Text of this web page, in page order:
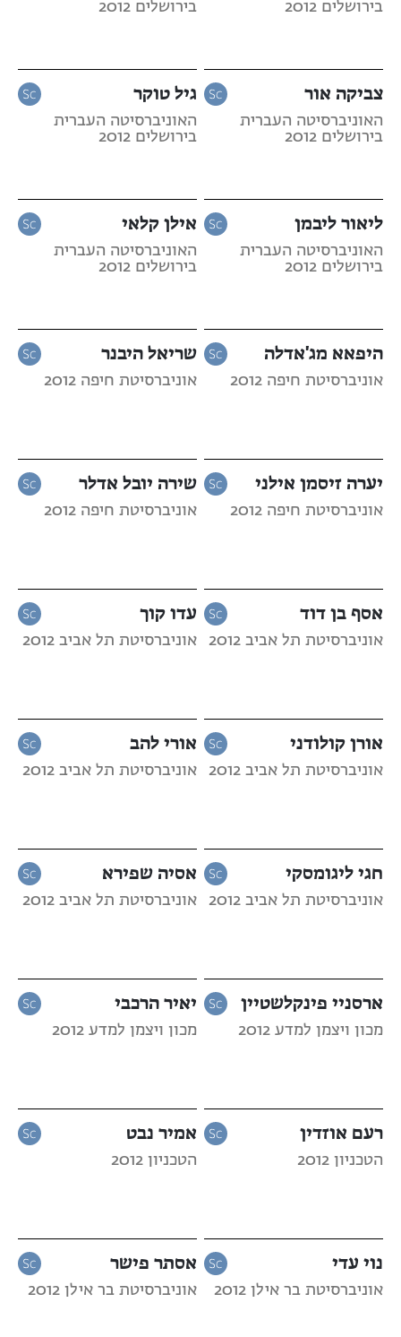
בירושלים 2012 בירושלים 2012
צביקה אור
האוניברסיטה העברית
בירושלים 2012
גיל טוקר
האוניברסיטה העברית
בירושלים 2012
ליאור ליבמן
האוניברסיטה העברית
בירושלים 2012
אילן קלאי
האוניברסיטה העברית
בירושלים 2012
היפאא מג'אדלה
אוניברסיטת חיפה 2012
שריאל היבנר
אוניברסיטת חיפה 2012
יערה זיסמן אילני
אוניברסיטת חיפה 2012
שירה יובל אדלר
אוניברסיטת חיפה 2012
אסף בן דוד
אוניברסיטת תל אביב 2012
עדו קוך
אוניברסיטת תל אביב 2012
אורן קולודני
אוניברסיטת תל אביב 2012
אורי להב
אוניברסיטת תל אביב 2012
חגי ליגומסקי
אוניברסיטת תל אביב 2012
אסיה שפירא
אוניברסיטת תל אביב 2012
ארסניי פינקלשטיין
מכון ויצמן למדע 2012
יאיר הרכבי
מכון ויצמן למדע 2012
רעם אוזדין
הטכניון 2012
אמיר נבט
הטכניון 2012
נוי עדי
אוניברסיטת בר אילן 2012
אסתר פישר
אוניברסיטת בר אילן 2012